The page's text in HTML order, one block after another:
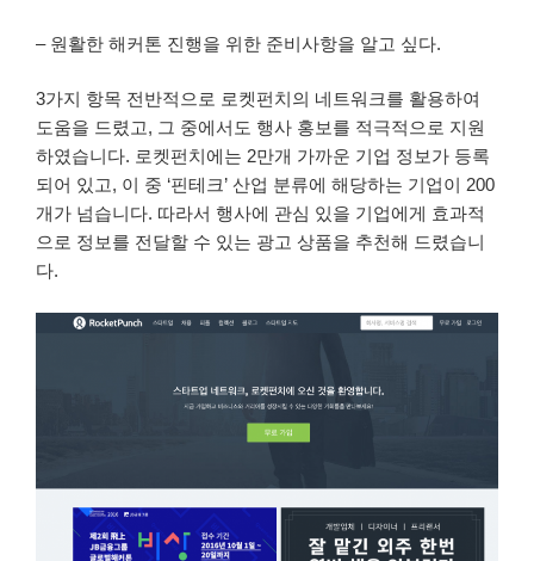
– 원활한 해커톤 진행을 위한 준비사항을 알고 싶다.
3가지 항목 전반적으로 로켓펀치의 네트워크를 활용하여
도움을 드렸고, 그 중에서도 행사 홍보를 적극적으로 지원
하였습니다. 로켓펀치에는 2만개 가까운 기업 정보가 등록
되어 있고, 이 중 ‘핀테크’ 산업 분류에 해당하는 기업이 200
개가 넘습니다. 따라서 행사에 관심 있을 기업에게 효과적
으로 정보를 전달할 수 있는 광고 상품을 추천해 드렸습니
다.